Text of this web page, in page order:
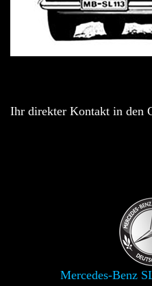
Ihr direkter Kontakt in den
Mercedes-Benz